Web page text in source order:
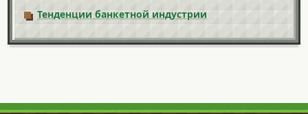
Тенденции банкетной индустрии